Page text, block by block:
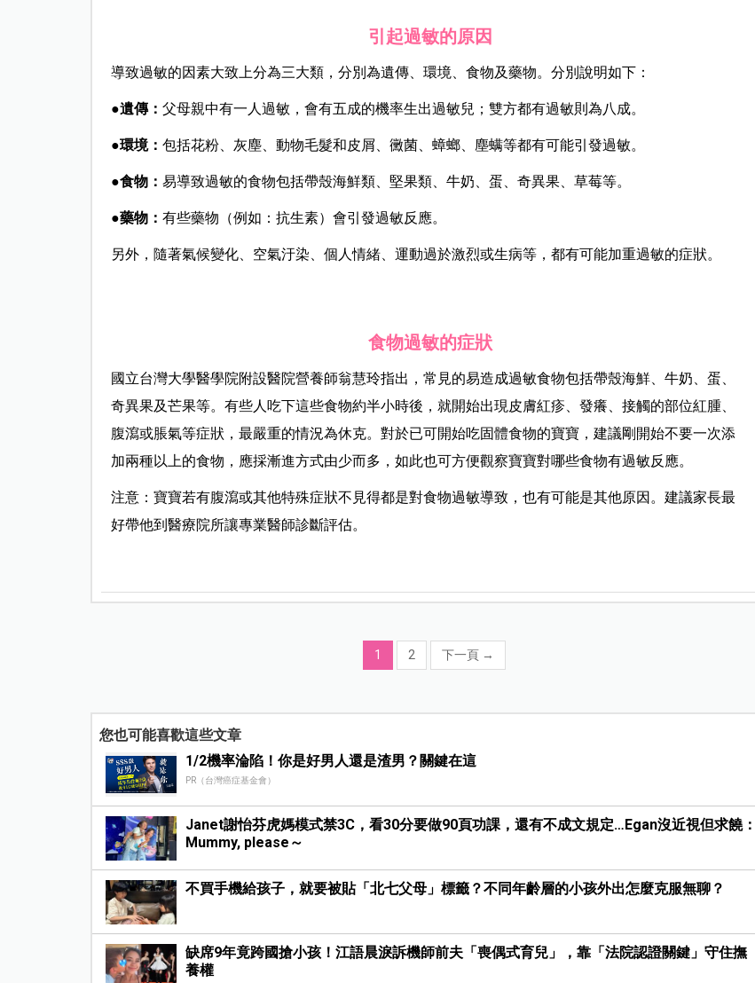
引起過敏的原因
導致過敏的因素大致上分為三大類，分別為遺傳、環境、食物及藥物。分別說明如下：
●遺傳： 父母親中有一人過敏，會有五成的機率生出過敏兒；雙方都有過敏則為八成。
●環境： 包括花粉、灰塵、動物毛髮和皮屑、黴菌、蟑螂、塵螨等都有可能引發過敏。
●食物： 易導致過敏的食物包括帶殼海鮮類、堅果類、牛奶、蛋、奇異果、草莓等。
●藥物： 有些藥物（例如：抗生素）會引發過敏反應。
另外，隨著氣候變化、空氣汙染、個人情緒、運動過於激烈或生病等，都有可能加重過敏的症狀。
食物過敏的症狀
國立台灣大學醫學院附設醫院營養師翁慧玲指出，常見的易造成過敏食物包括帶殼海鮮、牛奶、蛋、
奇異果及芒果等。有些人吃下這些食物約半小時後，就開始出現皮膚紅疹、發癢、接觸的部位紅腫、
腹瀉或脹氣等症狀，最嚴重的情況為休克。對於已可開始吃固體食物的寶寶，建議剛開始不要一次添
加兩種以上的食物，應採漸進方式由少而多，如此也可方便觀察寶寶對哪些食物有過敏反應。
注意：寶寶若有腹瀉或其他特殊症狀不見得都是對食物過敏導致，也有可能是其他原因。建議家長最
好帶他到醫療院所讓專業醫師診斷評估。
1 2 下一頁 →
您也可能喜歡這些文章
1/2機率淪陷！你是好男人還是渣男？關鍵在這
PR（台灣癌症基金會）
Janet謝怡芬虎媽模式禁3C，看30分要做90頁功課，還有不成文規定…Egan沒近視但求饒：
Mummy, please～
不買手機給孩子，就要被貼「北七父母」標籤？不同年齡層的小孩外出怎麼克服無聊？
缺席9年竟跨國搶小孩！江語晨淚訴機師前夫「喪偶式育兒」，靠「法院認證關鍵」守住撫
養權